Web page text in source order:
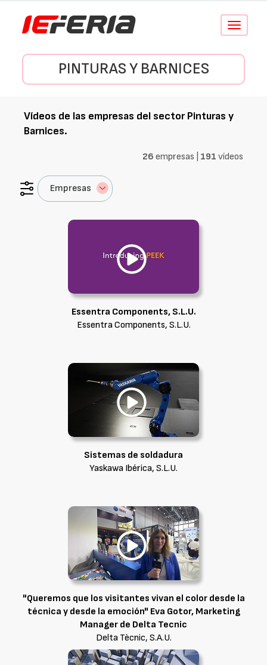
Conmutar
PINTURAS Y BARNICES
Vídeos de las empresas del sectorPinturas y
Barnices.
26 empresas | 191 vídeos
Empresas
Essentra Components, S.L.U.
Essentra Components, S.L.U.
Sistemas de soldadura
Yaskawa Ibérica, S.L.U.
"Queremos que los visitantes vivan el color desde la
técnica y desde la emoción" Eva Gotor, Marketing
Manager de Delta Tecnic
Delta Tècnic, S.A.U.